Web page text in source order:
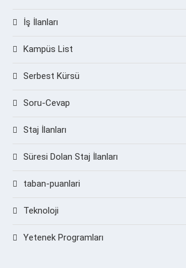
İş İlanları
Kampüs List
Serbest Kürsü
Soru-Cevap
Staj İlanları
Süresi Dolan Staj İlanları
taban-puanlari
Teknoloji
Yetenek Programları